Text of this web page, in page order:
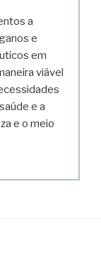
a
e
em
viável
e a
e o meio